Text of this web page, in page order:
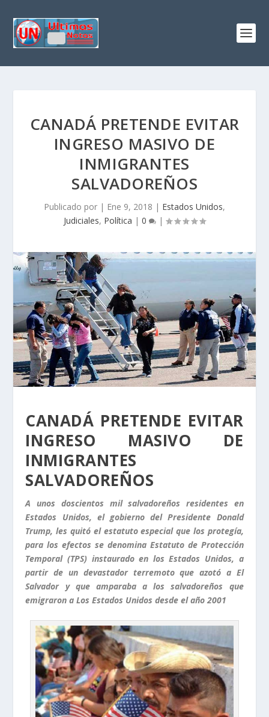
CANADÁ PRETENDE EVITAR
INGRESO MASIVO DE
INMIGRANTES
SALVADOREÑOS
Publicado por | Ene 9, 2018 | Estados Unidos,
Judiciales, Política | 0 |
CANADÁ PRETENDE EVITAR
INGRESO MASIVO DE
INMIGRANTES
SALVADOREÑOS
A unos doscientos mil salvadoreños residentes en
Estados Unidos, el gobierno del Presidente Donald
Trump, les quitó el estatuto especial que los protegía,
para los efectos se denomina Estatuto de Protección
Temporal (TPS) instaurado en los Estados Unidos, a
partir de un devastador terremoto que azotó a El
Salvador y que amparaba a los salvadoreños que
emigraron a Los Estados Unidos desde el año 2001